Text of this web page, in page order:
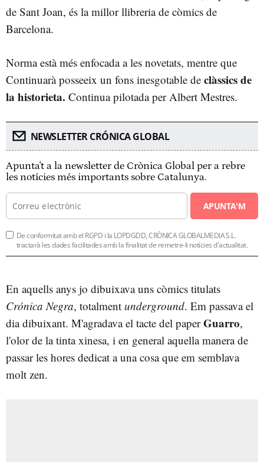
de Sant Joan, és la millor llibreria de còmics de
Barcelona.
Norma està més enfocada a les novetats, mentre que
Continuarà posseeix un fons inesgotable de clàssics de
la historieta. Continua pilotada per Albert Mestres.
NEWSLETTER CRÓNICA GLOBAL
Apunta't a la newsletter de Crònica Global per a rebre
les notícies més importants sobre Catalunya.
APUNTA'M
De conformitat amb el RGPD i la LOPDGDD, CRÒNICA GLOBALMEDIA S.L.
tractarà les dades facilitades amb la finalitat de remetre-li notícies d'actualitat.
En aquells anys jo dibuixava uns còmics titulats
Crónica Negra, totalment underground. Em passava el
dia dibuixant. M'agradava el tacte del paperGuarro,
l'olor de la tinta xinesa, i en general aquella manera de
passar les hores dedicat a una cosa que em semblava
molt zen.